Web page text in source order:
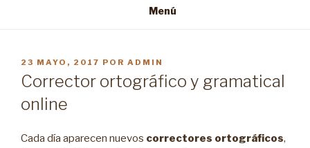
Menú
PUBLICADO
EL
23 MAYO, 2017 POR ADMIN
Corrector ortográfico y gramatical
online
Cada día aparecen nuevos correctores ortográficos,